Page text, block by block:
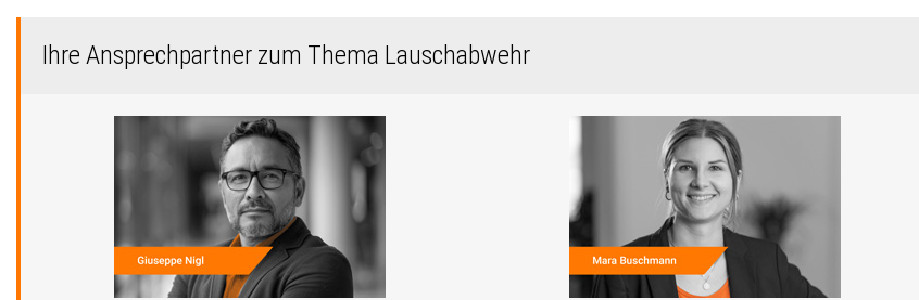
Ihre Ansprechpartner zum Thema Lauschabwehr